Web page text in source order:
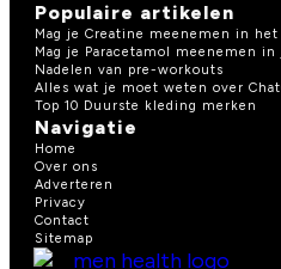
Navigatie
Home
Over ons
Adverteren
Privacy
Contact
Sitemap
Populaire artikelen
Mag je Creatine meenemen in
Mag je Paracetamol meenemen in
Nadelen van pre-workouts
Alles wat je moet weten over
Top 10 Duurste kleding merken